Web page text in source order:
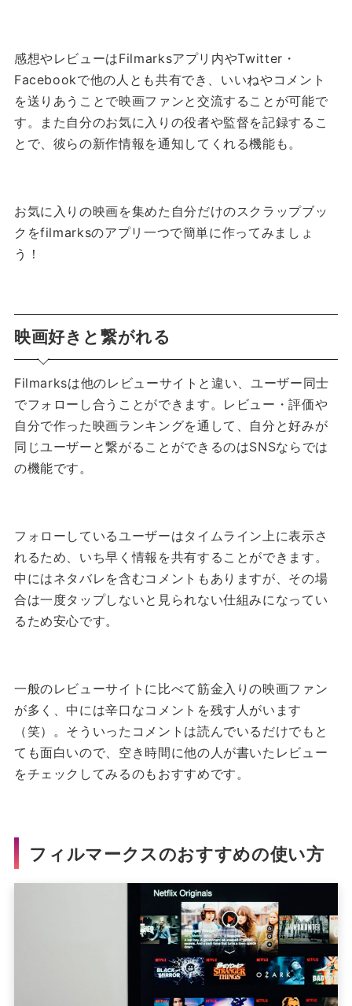
感想やレビューはFilmarksアプリ内やTwitter・
Facebookで他の人とも共有でき、いいねやコメント
を送りあうことで映画ファンと交流することが可能で
す。
また自分のお気に入りの役者や監督を記録するこ
とで、彼らの新作情報を通知してくれる機能も。
お気に入りの映画を集めた自分だけのスクラップブッ
クをfilmarksのアプリ一つで簡単に作ってみましょ
う！
映画好きと繋がれる
Filmarksは他のレビューサイトと違い、ユーザー同士
でフォローし合うことができます。 レビュー・評価や
自分で作った映画ランキングを通して、自分と好みが
同じユーザーと繋がることができるのはSNSならでは
の機能です。
フォローしているユーザーはタイムライン上に表示さ
れるため、いち早く情報を共有することができます。
中にはネタバレを含むコメントもありますが、その場
合は一度タップしないと見られない仕組みになってい
るため安心です。
一般のレビューサイトに比べて筋金入りの映画ファン
が多く、中には辛口なコメントを残す人がいます
（笑）。 そういったコメントは読んでいるだけでもと
ても面白いので、空き時間に他の人が書いたレビュー
をチェックしてみるのもおすすめです。
フィルマークスのおすすめの使い方